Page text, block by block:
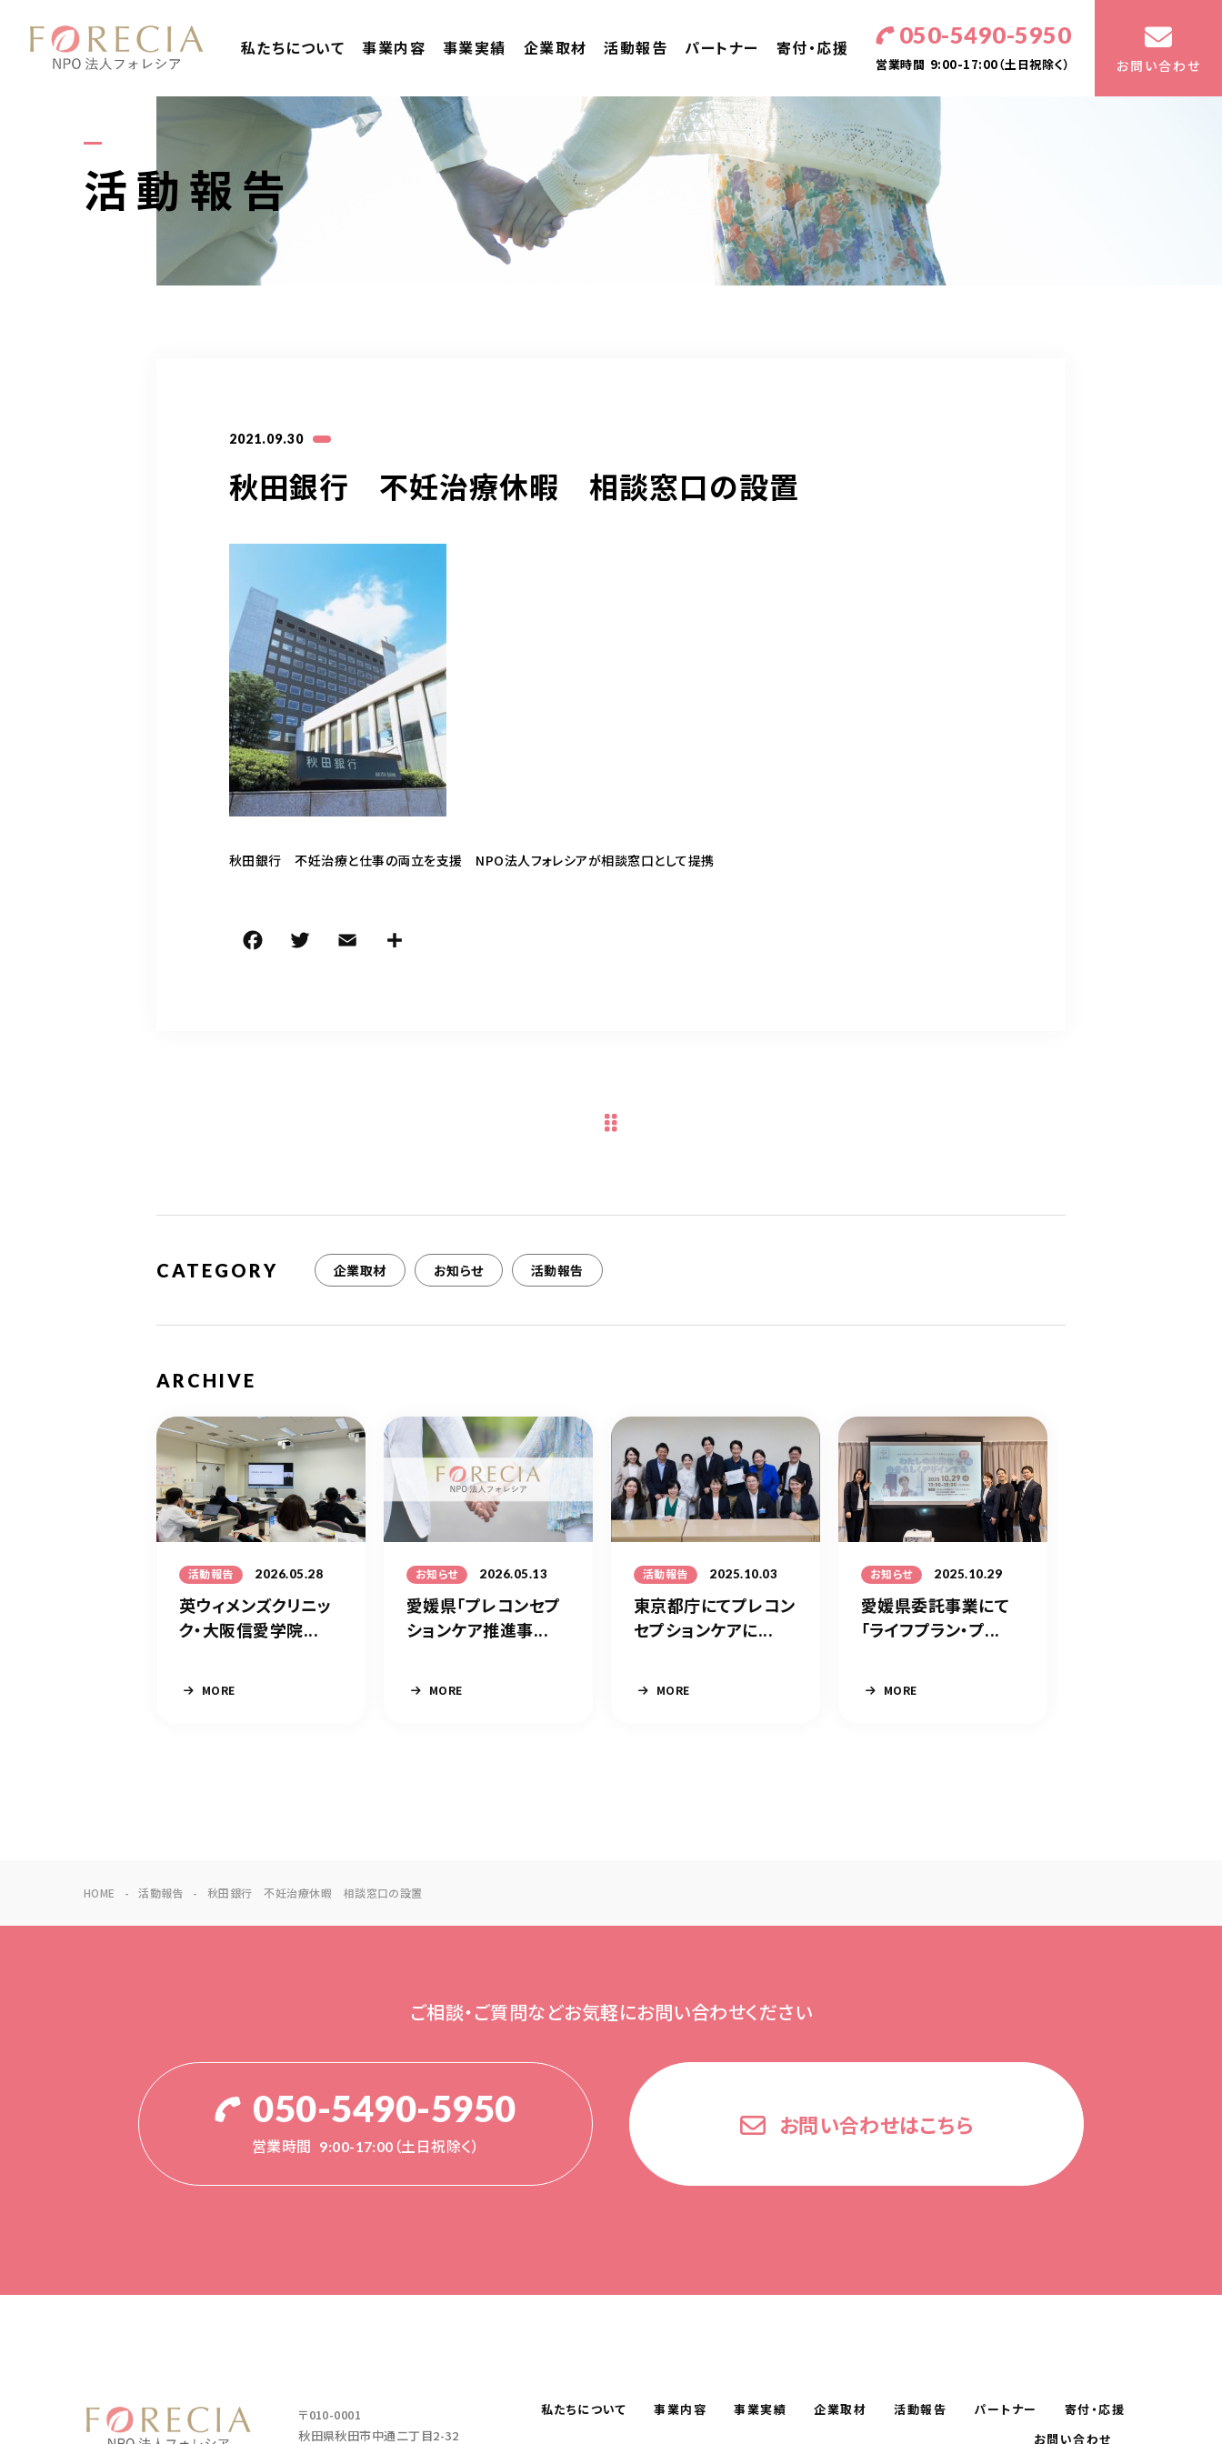
私たちについて 事業内容 事業実績 企業取材 活動報告 パートナー 寄付・応援 050-5490-5950
営業時間 9:00-17:00（土日祝除く） お問い合わせ
活動報告
2021.09.30
秋田銀行 不妊治療休暇 相談窓口の設置
秋田銀行 不妊治療と仕事の両立を支援 NPO法人フォレシアが相談窓口として提携
CATEGORY 企業取材 お知らせ 活動報告
ARCHIVE
活動報告 2026.05.28
英ウィメンズクリニッ
ク・大阪信愛学院...
MORE
お知らせ 2026.05.13
愛媛県「プレコンセプ
ションケア推進事...
MORE
活動報告 2025.10.03
東京都庁にてプレコン
セプションケアに...
MORE
お知らせ 2025.10.29
愛媛県委託事業にて
「ライフプラン・プ...
MORE
HOME 活動報告 秋田銀行 不妊治療休暇 相談窓口の設置
ご相談・ご質問などお気軽にお問い合わせください
050-5490-5950
営業時間 9:00-17:00（土日祝除く）
お問い合わせはこちら
〒010-0001
秋田県秋田市中通二丁目2-32
私たちについて 事業内容 事業実績 企業取材 活動報告 パートナー 寄付・応援
お問い合わせ